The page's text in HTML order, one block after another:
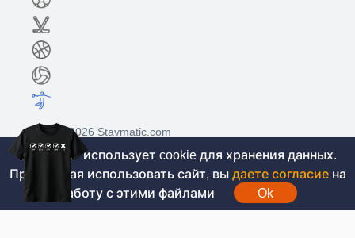
©2017-2026 Stavmatic.com
Для лиц старше 18 лет. На сайте не
проводятся игры на денежные средства, вся
Этот сайт использует cookie для хранения данных.
Продолжая использовать сайт, вы даете согласие на
работу с этими файлами
Ok